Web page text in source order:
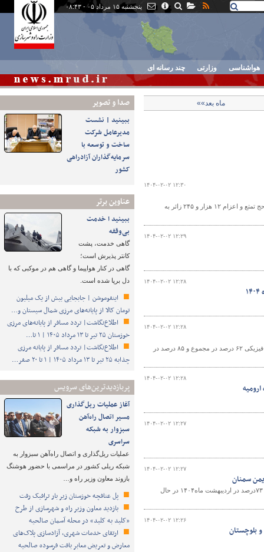
پنجشنبه ۱۵ مرداد ۰۵ - ۰۸:۴۳
هواشناسی وزارتی چند رسانه ای
صدا و تصوير
ببینید | نشست
مدیرعامل شرکت
ساخت و توسعه با
سرمایه‌گذاران آزادراهی
کشور
عناوین برتر
ببینید ا خدمت
بی‌وقفه
گاهی خدمت، پشت
کانتر پذیرش است؛
گاهی در کنار هواپیما و گاهی هم در موکبی که با
دل برپا شده است.
اینفوموشن | جابجایی بیش از یک میلیون
تومان کالا از پایانه‌های مرزی شمال سیستان و…
اطلاع‌نگاشت| تردد مسافر از پایانه‌های مرزی
خوزستان ۲۵ تیر تا ۱۳ مرداد ۱۴۰۵ | ۱ تا…
اطلاع‌نگاشت| تردد مسافر از پایانه‌ مرزی
چذابه ۲۵ تیر تا ۱۳ مرداد ۱۴۰۵ | ۱ تا ۲۰ صفر…
پربازدیدترین‌های سرویس
آغاز عملیات ریل‌گذاری
مسیر اتصال راه‌آهن
سبزوار به شبکه
سراسری
عملیات ریل‌گذاری و اتصال راه‌آهن سبزوار به
شبکه ریلی کشور در مراسمی با حضور هوشنگ
بازوند معاون وزیر راه و…
پل عنافچه خوزستان زیر بار ترافیک رفت
بازدید معاون وزیر راه و شهرسازی از طرح
«کلید به کلید» در محله آسمان صالحیه
ارتقای خدمات شهری، آزادسازی پلاک‌های
معارض و تعریض معابر بافت فرسوده صالحیه
ماه بعد»»
۱۴۰۴-۰۲-۰۲ ۱۲:۳۰
مدیرکل فرودگاه‌های خراسان رضوی گفت: این فرودگاه آمادگی کامل برای انجام عملیات حج تمتع و اعزام ۱۲ هزار و ۲۴۵ زائر به
۱۴۰۴-۰۲-۰۲ ۱۲:۲۹
۱۴۰۴-۰۲-۰۲ ۱۲:۲۸
۱۴۰۴-۰۲-۰۲ ۱۲:۲۸
پروژه ۹۶۸ واحدی نهضت ملی مسکن سمنان در سایت ۲۳ هکتاری نور با میانگین پیشرفت فیزیکی ۶۲ درصد در مجموع و ۸۵ درصد در
۱۴۰۴-۰۲-۰۲ ۱۲:۲۸
۱۴۰۴-۰۲-۰۲ ۱۲:۲۷
۱۴۰۴-۰۲-۰۲ ۱۲:۲۷
سمنان
فاز اول خانه های ویلایی جایگزین مسکن مهر ناایمن سمنان(۱۰۴ واحد) با پیشرفت فیزیکی ۷۳درصد در اردیبهشت ماه۱۴۰۴ در حال
۱۴۰۴-۰۲-۰۲ ۱۲:۲۶